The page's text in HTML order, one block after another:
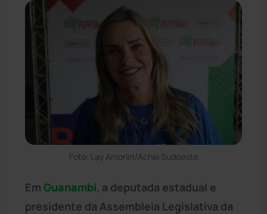
Foto: Lay Amorim/Achei Sudoeste
Em Guanambi, a deputada estadual e
presidente da Assembleia Legislativa da